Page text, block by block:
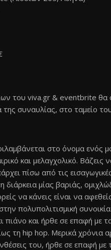
του viva.gr & eventbrite
της συναυλίας, στο ταμείο
στο όνομα ενός
και μελαγχολικό. Βάζεις
πίσω από τις
διάρκεια μίας βαριάς,
να κάνεις είναι να
πολυπολιτισμική
πιάνο και ήρθε σε επαφή με
τη hip hop. Μερικά
του, ήρθε σε επαφή με